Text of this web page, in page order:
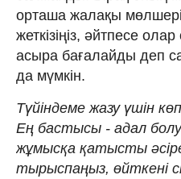
орташа жалақы
жеткізіңіз, әйтпесе
асыра бағалайды деп
да мүмкін.
Түйіндеме жазу үшін
Ең бастысы - адал болу.
жұмысқа қатысты
тырыспаңыз, өйткені